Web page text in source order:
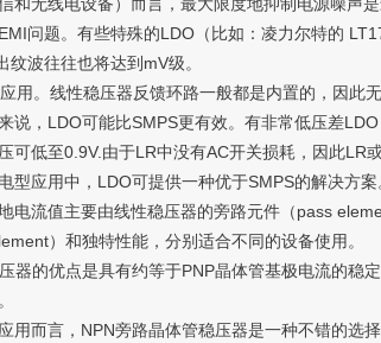
问题。有些特殊的LDO（比如：凌力尔特的
纹波往往也将达到mV级。
。线性稳压器反馈环路一般都是内置的，因此无
说，LDO可能比SMPS更有效。有非常低压差
可低至0.9V.由于LR中没有AC开关损耗，因此
型应用中，LDO可提供一种优于SMPS的解决方案
流值主要由线性稳压器的旁路元件（pass
）和独特性能，分别适合不同的设备使用。
的优点是具有约等于PNP晶体管基极电流的稳定
而言，NPN旁路晶体管稳压器是一种不错的选择